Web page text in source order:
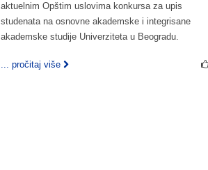
aktuelnim Opštim uslovima konkursa za upis
studenata na osnovne akademske i integrisane
akademske studije Univerziteta u Beogradu.
... pročitaj više